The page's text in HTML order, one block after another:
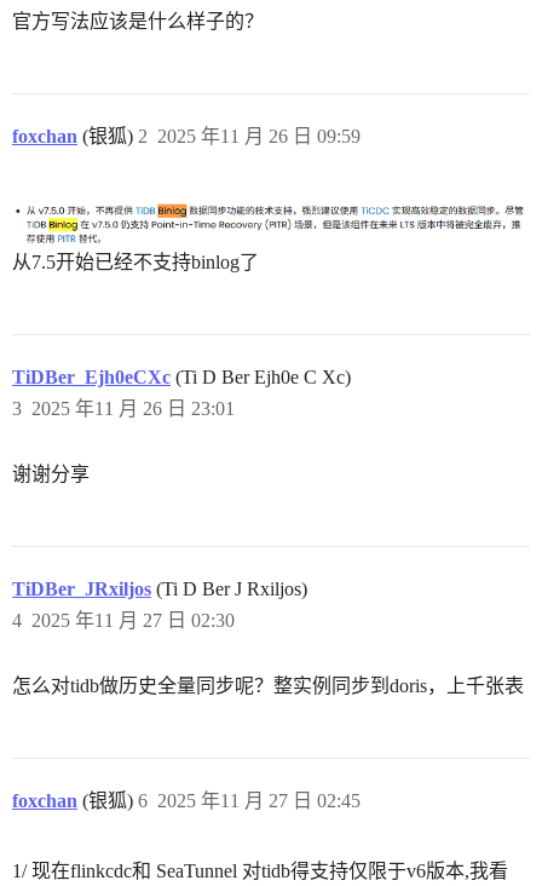
官方写法应该是什么样子的？
foxchan (银狐) 2025 年11 月 26 日 09:59
2
从7.5开始已经不支持binlog了
TiDBer_Ejh0eCXc (Ti D Ber Ejh0e C Xc)
2025 年11 月 26 日 23:01
3
谢谢分享
TiDBer_JRxiljos (Ti D Ber J Rxiljos)
2025 年11 月 27 日 02:30
4
怎么对tidb做历史全量同步呢？整实例同步到doris，上千张表
foxchan (银狐) 2025 年11 月 27 日 02:45
6
1/ 现在flinkcdc和 SeaTunnel 对tidb得支持仅限于v6版本,我看